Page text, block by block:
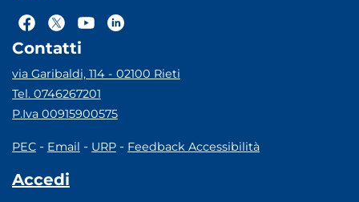
Contatti
via Garibaldi, 114 - 02100 Rieti
Tel. 0746267201
P.Iva 00915900575
PEC - Email - URP - Feedback Accessibilità
Accedi